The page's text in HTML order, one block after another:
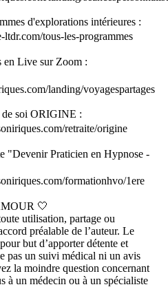
d'explorations intérieures :
ltdr.com/tous-les-programmes
en Live sur Zoom :
landing/voyagespartages
soi ORIGINE :
retraite/origine
"Devenir Praticien en Hypnose -
formationhvo/1ere
🤍
utilisation, partage ou
préalable de l’auteur. Le
but d’apporter détente et
pas un suivi médical ni un avis
la moindre question concernant
à un médecin ou à un spécialiste